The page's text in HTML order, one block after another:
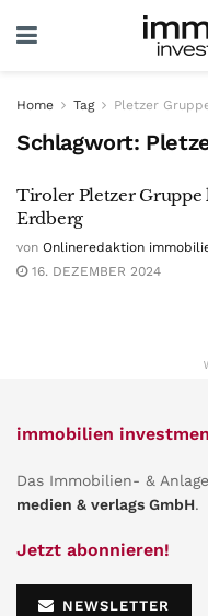
Home Tag Pletzer
Schlagwort:
Tiroler Pletzer Gruppe
Erdberg
von Onlineredaktion
16. DEZEMBER 2024
immobilien
Das Immobilien- &
medien & verlags GmbH.
Jetzt abonnieren!
NEWSLETTER